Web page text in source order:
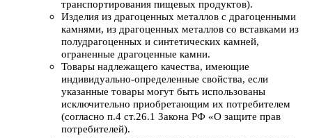
транспортирования пищевых продуктов).
Изделия из драгоценных металлов с драгоценными
камнями, из драгоценных металлов со вставками из
полудрагоценных и синтетических камней,
ограненные драгоценные камни.
Товары надлежащего качества, имеющие
индивидуально-определенные свойства, если
указанные товары могут быть использованы
исключительно приобретающим их потребителем
(согласно п.4 ст.26.1 Закона РФ «О защите прав
потребителей).